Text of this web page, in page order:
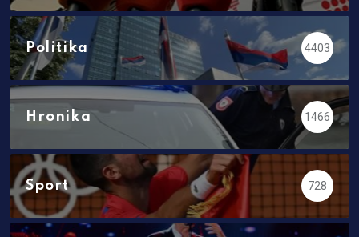
Politika 4403
Hronika 1466
Sport 728